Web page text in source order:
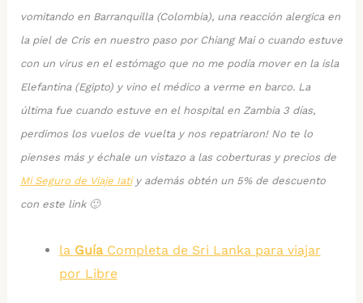
vomitando en Barranquilla (Colombia), una reacción alergica en
la piel de Cris en nuestro paso por Chiang Mai o cuando estuve
con un virus en el estómago que no me podía mover en la isla
Elefantina (Egipto) y vino el médico a verme en barco. La
última fue cuando estuve en el hospital en Zambia 3 días,
perdimos los vuelos de vuelta y nos repatriaron! No te lo
pienses más y échale un vistazo a las coberturas y precios de
Mi Seguro de Viaje Iatiy además obtén un 5% de descuento
con este link 🙂
la GuíaCompleta de Sri Lanka para viajar
por Libre